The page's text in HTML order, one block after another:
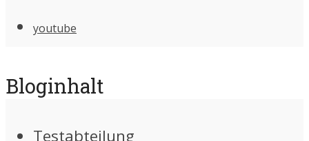
youtube
Bloginhalt
Testabteilung